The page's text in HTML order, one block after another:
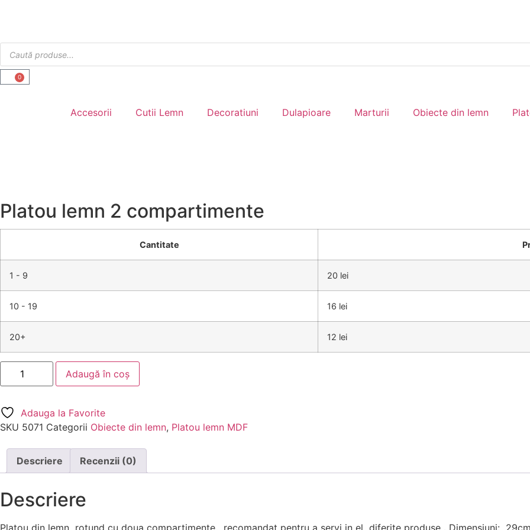
0
Accesorii Cutii Lemn Decoratiuni Dulapioare Marturii Obiecte din lemn
Platou lemn 2 compartimente
Cantitate
1 - 9 20 lei
10 - 19 16 lei
20+ 12 lei
Adaugă în coș
Adauga la Favorite
SKU 5071 Categorii Obiecte din lemn, Platou lemn MDF
Descriere Recenzii (0)
Descriere